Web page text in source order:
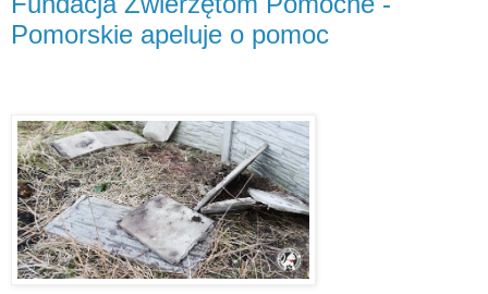
Pomorskie apeluje o pomoc